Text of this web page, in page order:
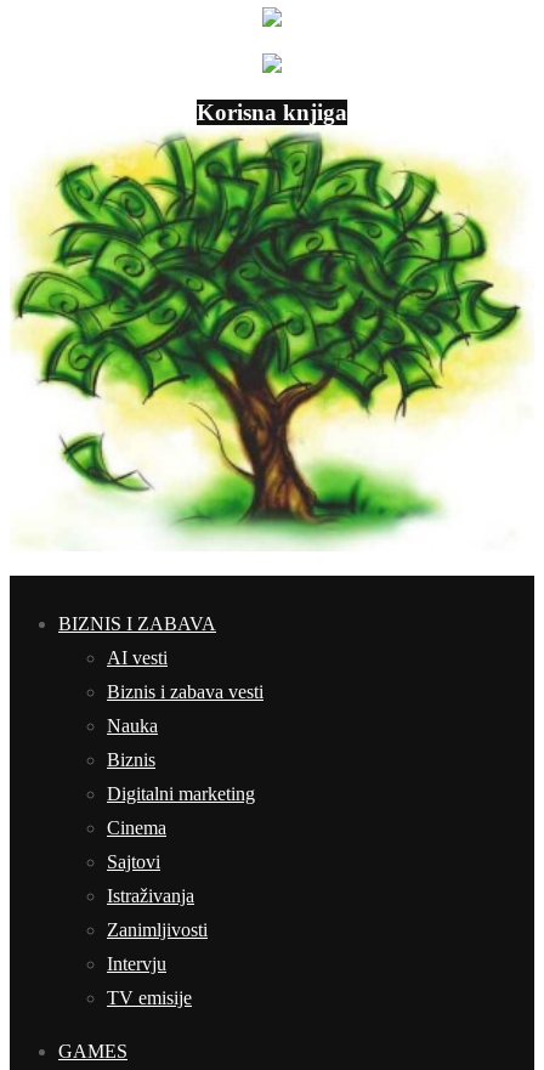
Korisna knjiga
BIZNIS I ZABAVA
AI vesti
Biznis i zabava vesti
Nauka
Biznis
Digitalni marketing
Cinema
Sajtovi
Istraživanja
Zanimljivosti
Intervju
TV emisije
GAMES